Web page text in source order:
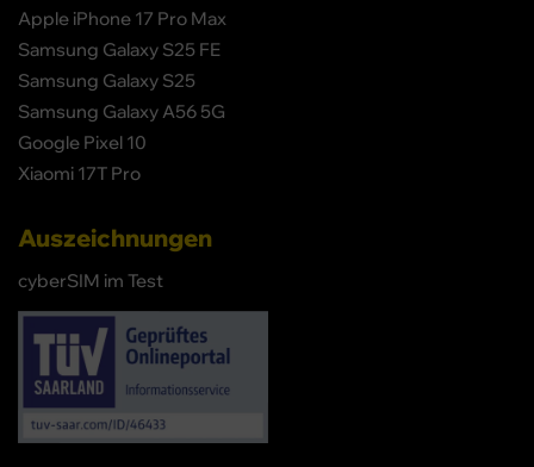
Apple iPhone 17 Pro Max
Samsung Galaxy S25 FE
Samsung Galaxy S25
Samsung Galaxy A56 5G
Google Pixel 10
Xiaomi 17T Pro
Auszeichnungen
cyberSIM im Test